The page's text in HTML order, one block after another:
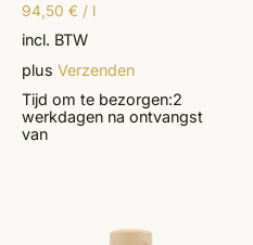
94,50 € / l
incl. BTW
plus Verzenden
Tijd om te bezorgen:2
werkdagen na ontvangst
van